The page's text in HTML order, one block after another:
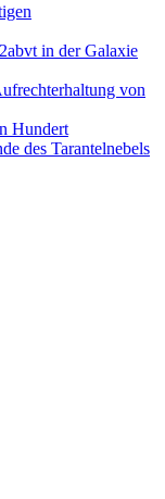
in der Galaxie
von
Hundert
des Tarantelnebels